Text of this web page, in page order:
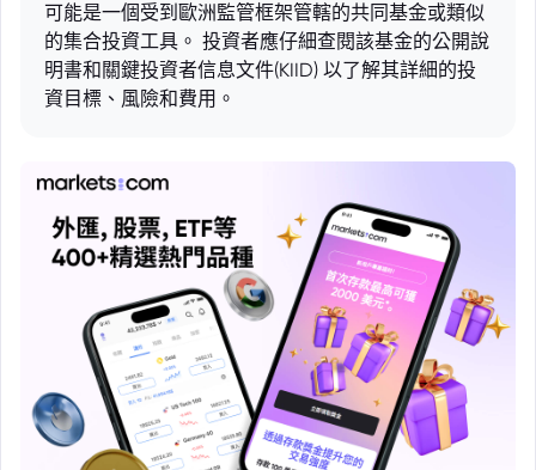
可能是一個受到歐洲監管框架管轄的共同基金或類似
的集合投資工具。 投資者應仔細查閱該基金的公開說
明書和關鍵投資者信息文件(KIID) 以了解其詳細的投
資目標、風險和費用。